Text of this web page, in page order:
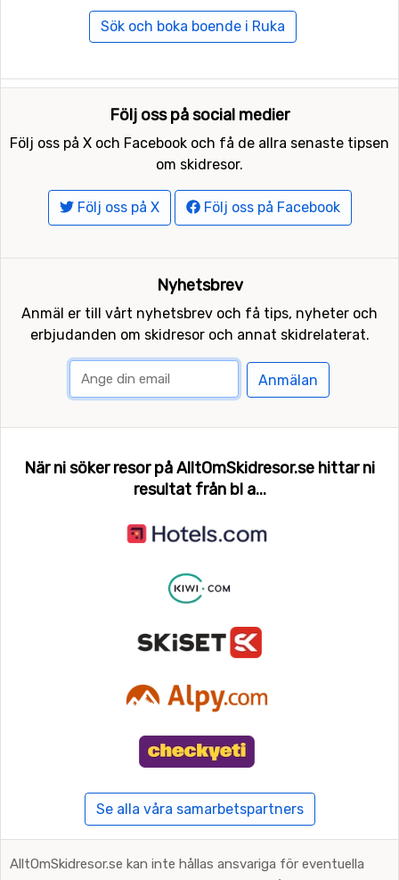
Sök och boka boende i Ruka
Följ oss på social medier
Följ oss på X och Facebook och få de allra senaste tipsen
om skidresor.
Följ oss på X Följ oss på Facebook
Nyhetsbrev
Anmäl er till vårt nyhetsbrev och få tips, nyheter och
erbjudanden om skidresor och annat skidrelaterat.
Anmälan
När ni söker resor på AlltOmSkidresor.se hittar ni
resultat från bl a...
Se alla våra samarbetspartners
AlltOmSkidresor.se kan inte hållas ansvariga för eventuella